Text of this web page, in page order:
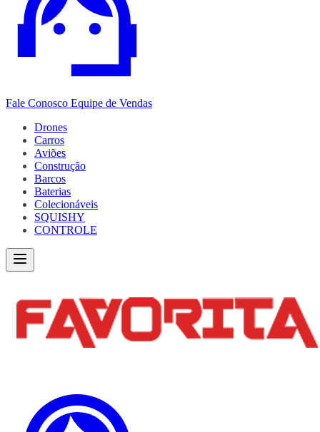
Fale Conosco Equipe de Vendas
Drones
Carros
Aviões
Construção
Barcos
Baterias
Colecionáveis
SQUISHY
CONTROLE